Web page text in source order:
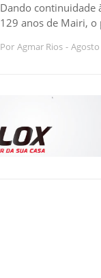
Dando continuidade
129 anos de Mairi,
Por Agmar Rios - Agosto